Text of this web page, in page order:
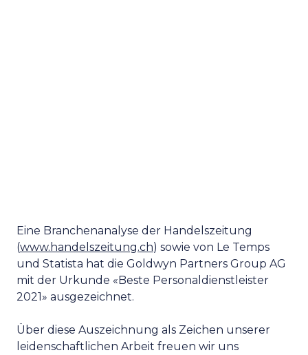
Eine Branchenanalyse der Handelszeitung
(www.handelszeitung.ch) sowie von Le Temps
und Statista hat die Goldwyn Partners Group AG
mit der Urkunde «Beste Personaldienstleister
2021» ausgezeichnet.
Über diese Auszeichnung als Zeichen unserer
leidenschaftlichen Arbeit freuen wir uns